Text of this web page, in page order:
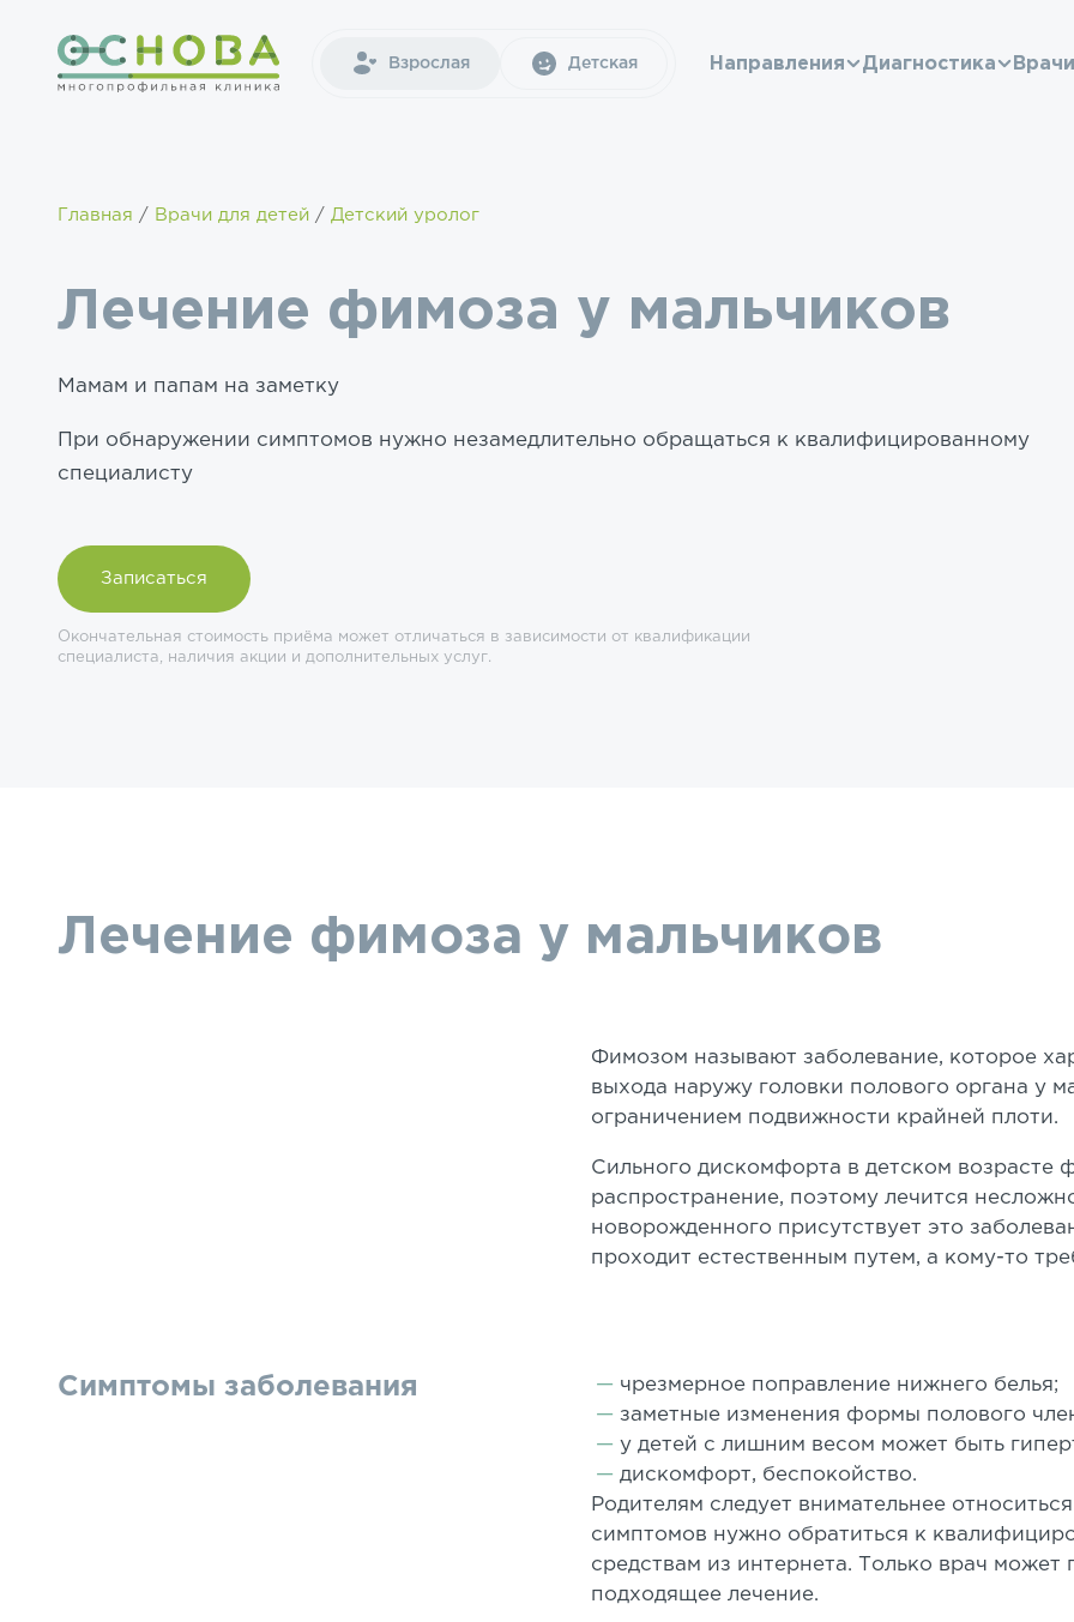
Взрослая Детская Направления Диагностика
Главная Врачи для детей Детский уролог
Лечение фимоза у мальчиков
Мамам и папам на заметку
При обнаружении симптомов нужно незамедлительно обращаться к квалифицированному
специалисту
Записаться
Окончательная стоимость приёма может отличаться в зависимости от квалификации
специалиста, наличия акции и дополнительных услуг.
Лечение фимоза у мальчиков
Фимозом называют заболевание, которое
выхода наружу головки полового органа у
ограничением подвижности крайней плоти.
Сильного дискомфорта в детском возрасте
распространение, поэтому лечится
новорожденного присутствует это
проходит естественным путем, а кому-то
Симптомы заболевания
чрезмерное поправление нижнего белья;
заметные изменения формы полового
у детей с лишним весом может быть
дискомфорт, беспокойство.
Родителям следует внимательнее
симптомов нужно обратиться к
средствам из интернета. Только врач
подходящее лечение.